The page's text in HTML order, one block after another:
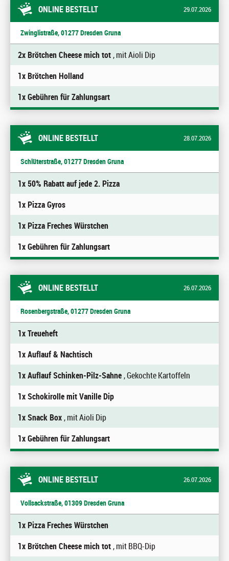
ONLINE BESTELLT 29.07.2026
Zwinglistraße, 01277 Dresden Gruna
2x Brötchen Cheese mich tot, mit Aioli Dip
1x Brötchen Holland
1x Gebühren für Zahlungsart
ONLINE BESTELLT 28.07.2026
Schlüterstraße, 01277 Dresden Gruna
1x 50% Rabatt auf jede 2. Pizza
1x Pizza Gyros
1x Pizza Freches Würstchen
1x Gebühren für Zahlungsart
ONLINE BESTELLT 26.07.2026
Rosenbergstraße, 01277 Dresden Gruna
1x Treueheft
1x Auflauf & Nachtisch
1x Auflauf Schinken-Pilz-Sahne, Gekochte Kartoffeln
1x Schokirolle mit Vanille Dip
1x Snack Box, mit Aioli Dip
1x Gebühren für Zahlungsart
ONLINE BESTELLT 26.07.2026
Vollsackstraße, 01309 Dresden Gruna
1x Pizza Freches Würstchen
1x Brötchen Cheese mich tot, mit BBQ-Dip